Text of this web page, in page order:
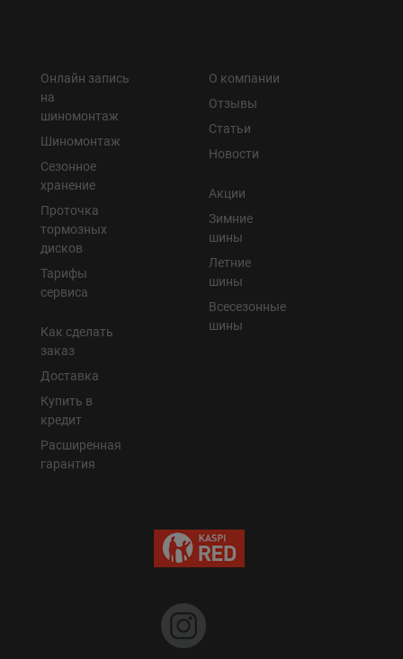
Онлайн запись
на
шиномонтаж
Шиномонтаж
Сезонное
хранение
Проточка
тормозных
дисков
Тарифы
сервиса
Как сделать
заказ
Доставка
Купить в
кредит
Расширенная
гарантия
О компании
Отзывы
Статьи
Новости
Акции
Зимние
шины
Летние
шины
Всесезонные
шины